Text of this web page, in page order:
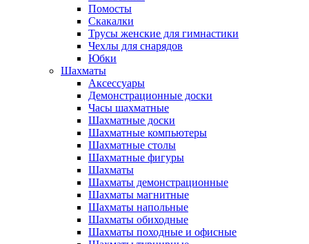
Помосты
Скакалки
Трусы женские для гимнастики
Чехлы для снарядов
Юбки
Шахматы
Аксессуары
Демонстрационные доски
Часы шахматные
Шахматные доски
Шахматные компьютеры
Шахматные столы
Шахматные фигуры
Шахматы
Шахматы демонстрационные
Шахматы магнитные
Шахматы напольные
Шахматы обиходные
Шахматы походные и офисные